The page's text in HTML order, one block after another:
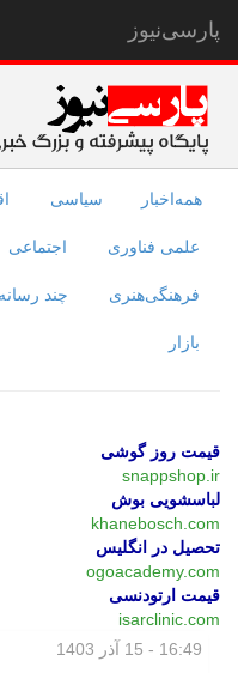
پارسی‌نیوز
همه‌اخبار سیاسی
علمی فناوری اجتماعی
فرهنگی‌هنری چند
بازار
قیمت روز گوشی
snappshop.ir
لباسشویی بوش
khanebosch.com
تحصیل در انگلیس
ogoacademy.com
قیمت ارتودنسی
isarclinic.com
16:49 - 15 آذر 1403